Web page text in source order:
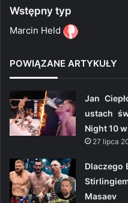
Wstępny typ
Marcin Held
POWIĄZANE ARTYKUŁY
Jan
ustach
Night 10
27 lipca
Dlaczego